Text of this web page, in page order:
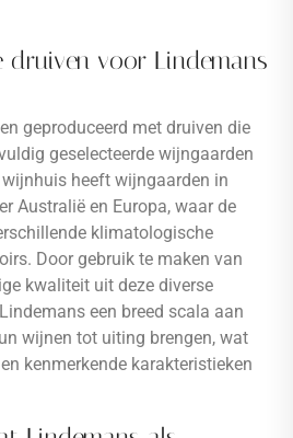
druiven voor Lindemans
geproduceerd met druiven die
geselecteerde wijngaarden
heeft wijngaarden in
Australië en Europa, waar de
klimatologische
Door gebruik te maken van
kwaliteit uit deze diverse
een breed scala aan
wijnen tot uiting brengen, wat
kenmerkende karakteristieken